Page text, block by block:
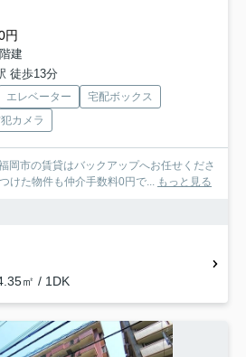
円
建
徒歩13分
エレベーター
宅配ボックス
犯カメラ
岡市の賃貸はバックアップへお任せくださ
けた物件も仲介手数料0円で... もっと見る
㎡ / 1DK